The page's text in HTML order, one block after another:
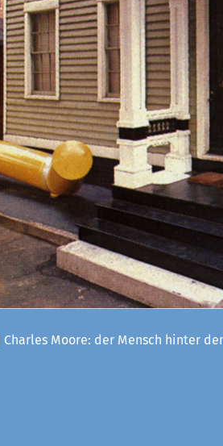
Charles Moore: der Mensch hinter